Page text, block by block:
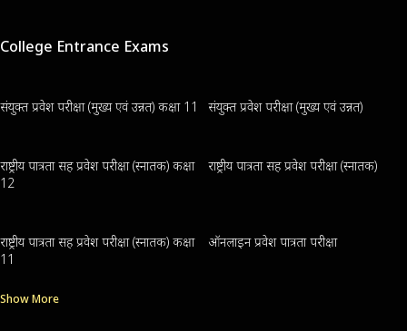
College Entrance Exams
संयुक्त प्रवेश परीक्षा (मुख्य एवं उन्नत) कक्षा 11 संयुक्त प्रवेश परीक्षा (मुख्य एवं उन्नत)
राष्ट्रीय पात्रता सह प्रवेश परीक्षा (स्नातक) कक्षा
12
राष्ट्रीय पात्रता सह प्रवेश परीक्षा (स्नातक)
राष्ट्रीय पात्रता सह प्रवेश परीक्षा (स्नातक) कक्षा
11
ऑनलाइन प्रवेश पात्रता परीक्षा
Show More